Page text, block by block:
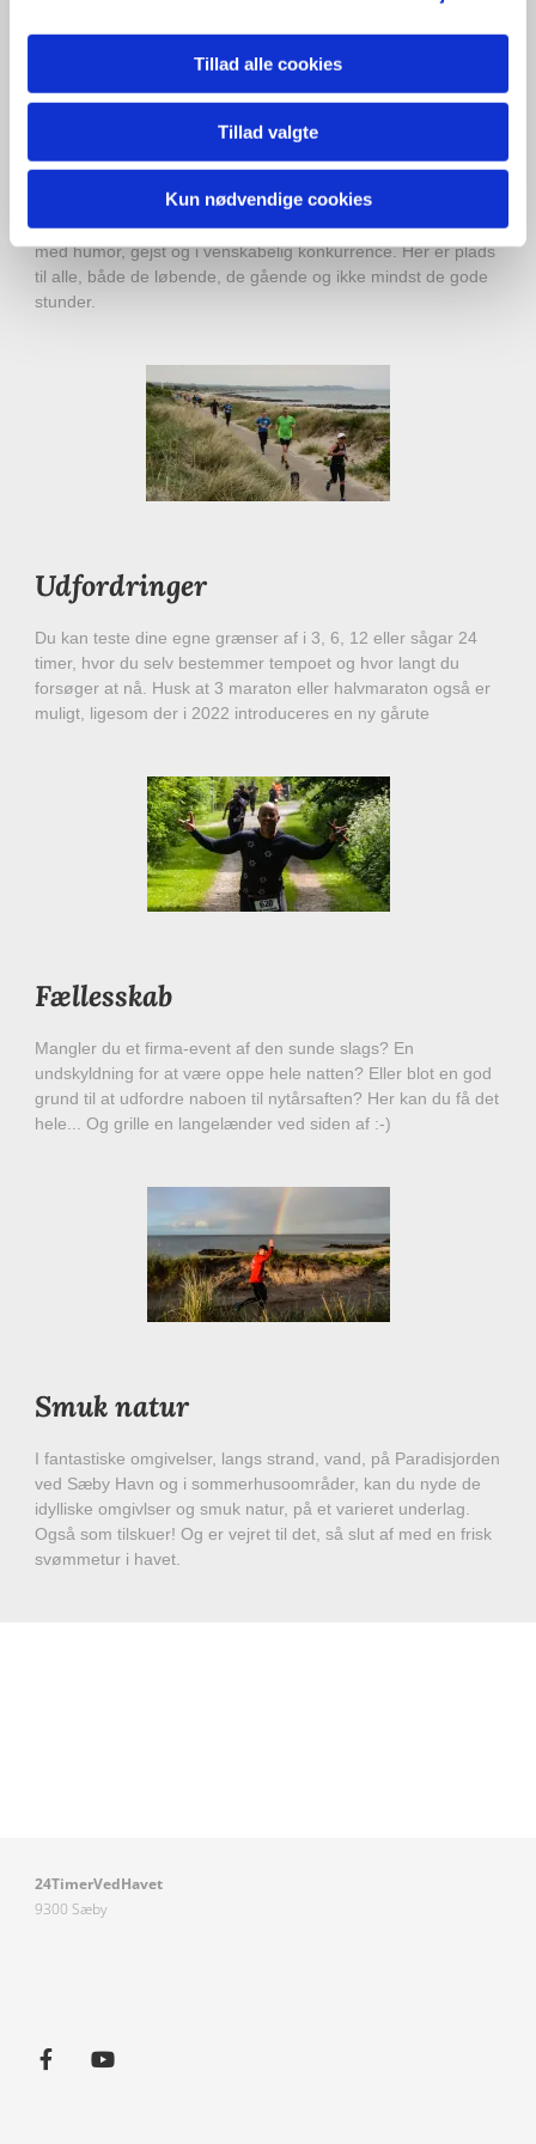
Tillad alle cookies
Tillad valgte
Kun nødvendige cookies
Sammenhold
Hep på kollegaer, familiemedlemmer, bekendte og venner,
med humor, gejst og i venskabelig konkurrence. Her er plads
til alle, både de løbende, de gående og ikke mindst de gode
stunder.
Udfordringer
Du kan teste dine egne grænser af i 3, 6, 12 eller sågar 24
timer, hvor du selv bestemmer tempoet og hvor langt du
forsøger at nå. Husk at 3 maraton eller halvmaraton også er
muligt, ligesom der i 2022 introduceres en ny gårute
Fællesskab
Mangler du et firma-event af den sunde slags? En
undskyldning for at være oppe hele natten? Eller blot en god
grund til at udfordre naboen til nytårsaften? Her kan du få det
hele... Og grille en langelænder ved siden af :-)
Smuk natur
I fantastiske omgivelser, langs strand, vand, på Paradisjorden
ved Sæby Havn og i sommerhusoområder, kan du nyde de
idylliske omgivlser og smuk natur, på et varieret underlag.
Også som tilskuer! Og er vejret til det, så slut af med en frisk
svømmetur i havet.
24TimerVedHavet
9300 Sæby